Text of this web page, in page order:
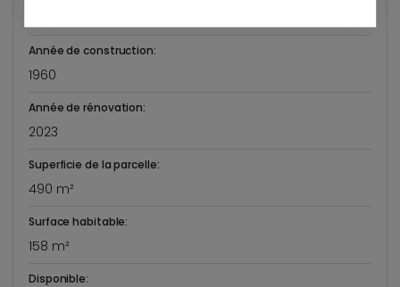
Année de construction:
1960
Année de rénovation:
2023
Superficie de la parcelle:
490 m²
Surface habitable:
158 m²
Disponible: